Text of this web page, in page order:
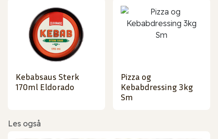
Kebabsaus Sterk
170ml Eldorado
Pizza og
Kebabdressing 3kg
Sm
Les også